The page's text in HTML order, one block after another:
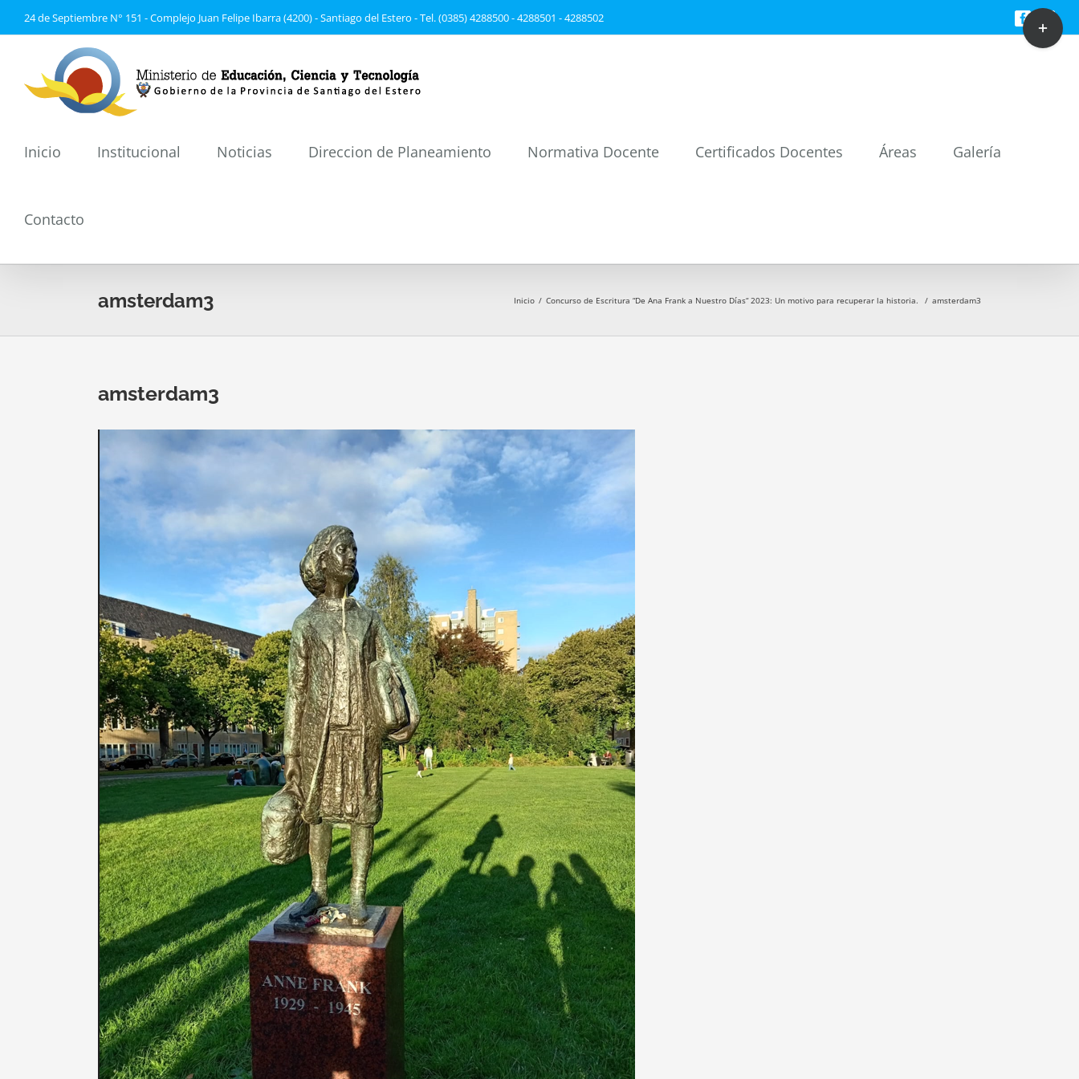
al
24 de Septiembre N° 151 - Complejo Juan Felipe Ibarra (4200) - Santiago del Estero - Tel. (0385) 4288500 - 4288501 - 4288502 Facebook
Inicio Institucional Noticias Direccion de Planeamiento Normativa Docente Certificados Docentes Áreas Galería
Contacto
amsterdam3 Inicio / Concurso de Escritura “De Ana Frank a Nuestro Días“ 2023: Un motivo para recuperar la historia. / amsterdam3
amsterdam3
Toggle
Sliding